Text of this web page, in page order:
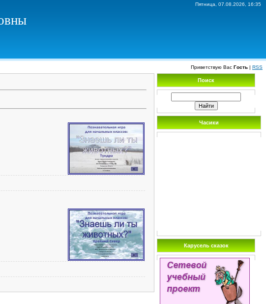
Пятница, 07.08.2026, 16:35
Приветствую Вас Гость | RSS
Поиск
Часики
Карусель сказок